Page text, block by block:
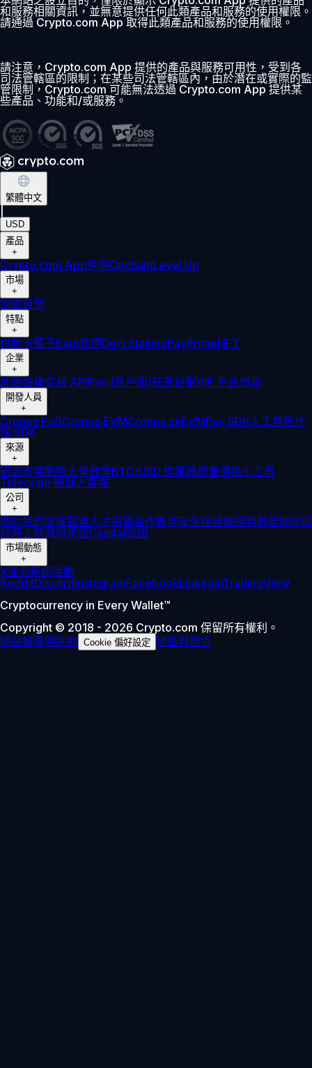
和服務相關資訊，並無意提供任何此類產品和服務的使用權限。
請通過 Crypto.com App 取得此類產品和服務的使用權限。
請注意，Crypto.com App 提供的產品與服務可用性，受到各
司法管轄區的限制；在某些司法管轄區內，由於潛在或實際的監
管限制，Crypto.com 可能無法透過 Crypto.com App 提供某
些產品、功能和/或服務。
繁體中文
USD
產品
+
Crypto.com App進階OnchainLevel Up
市場
+
加密貨幣
特點
+
付款卡籃子Earn質押DeFi StakingPayPrimeNFT
企業
+
託管機構交易 APIPay (商戶版)莊家計劃VIP 平台預測
開發人員
+
Cronos PoSCronos EVMCronos zkEVMPay SDK人工智能代
理 SDK
來源
+
研究市場動態大學教學BTC/USD 換算器詞彙價格小工具
Telegram 機器人客服
公司
+
關於我們發展藍圖人才招募合作夥伴安全性儲備證明聯盟牌照與
註冊 上架減排承諾Capital驗證
市場動態
+
X產品新訊活動
RedditDiscordInstagramFacebookLinkedinTradingView
Cryptocurrency in Every Wallet™
Copyright © 2018 - 2026 Crypto.com 保留所有權利。
隱私權聲明狀態 Cookie 偏好設定 地區與語言